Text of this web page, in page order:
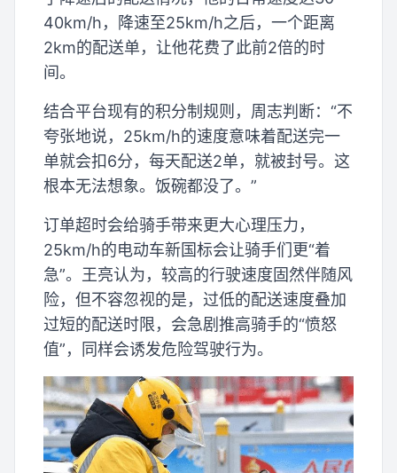
40km/h，降速至25km/h之后，一个距离
2km的配送单，让他花费了此前2倍的时
间。
结合平台现有的积分制规则，周志判断：“不
夸张地说，25km/h的速度意味着配送完一
单就会扣6分，每天配送2单，就被封号。这
根本无法想象。饭碗都没了。”
订单超时会给骑手带来更大心理压力，
25km/h的电动车新国标会让骑手们更“着
急”。王亮认为，较高的行驶速度固然伴随风
险，但不容忽视的是，过低的配送速度叠加
过短的配送时限，会急剧推高骑手的“愤怒
值”，同样会诱发危险驾驶行为。